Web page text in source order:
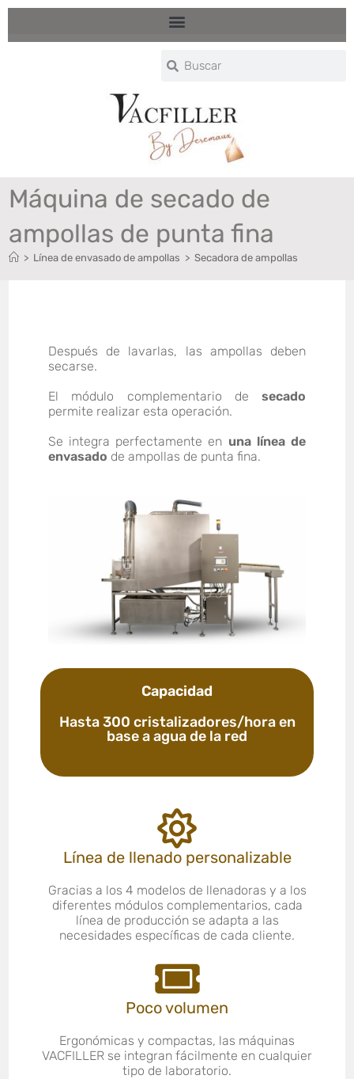
Máquina de secado de
ampollas de punta fina
> Línea de envasado de ampollas > Secadora de ampollas
Después de lavarlas, las ampollas deben
secarse.
El módulo complementario de secado
permite realizar esta operación.
Se integra perfectamente en una línea de
envasado de ampollas de punta fina.
Capacidad
Hasta 300 cristalizadores/hora en
base a agua de la red
Línea de llenado personalizable
Gracias a los 4 modelos de llenadoras y a los
diferentes módulos complementarios, cada
línea de producción se adapta a las
necesidades específicas de cada cliente.
Poco volumen
Ergonómicas y compactas, las máquinas
VACFILLER se integran fácilmente en cualquier
tipo de laboratorio.